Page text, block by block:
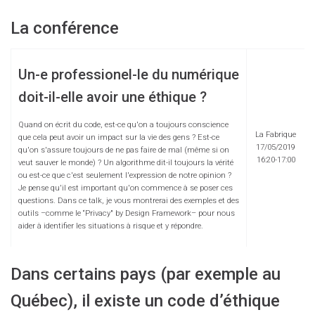
La conférence
Un-e professionel-le du numérique
doit-il-elle avoir une éthique ?
Quand on écrit du code, est-ce qu'on a toujours conscience
que cela peut avoir un impact sur la vie des gens ? Est-ce
qu'on s'assure toujours de ne pas faire de mal (même si on
veut sauver le monde) ? Un algorithme dit-il toujours la vérité
ou est-ce que c'est seulement l'expression de notre opinion ?
Je pense qu'il est important qu'on commence à se poser ces
questions. Dans ce talk, je vous montrerai des exemples et des
outils –comme le “Privacy" by Design Framework– pour nous
aider à identifier les situations à risque et y répondre.
La Fabrique
17/05/2019
16:20-17:00
Dans certains pays (par exemple au
Québec), il existe un code d’éthique